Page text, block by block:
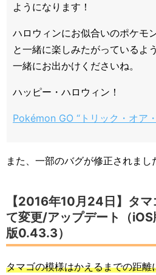
ようになります！
ハロウィンにお似合いのポケモ
と一緒に楽しみたがっているよ
一緒にお出かけくださいね。
ハッピー・ハロウィン！
Pokémon GO “トリック・オア
また、一部のバグが修正されまし
【2016年10月24日】タ
て変更/アップデート（
版0.43.3）
タマゴの模様はかえるまでの距